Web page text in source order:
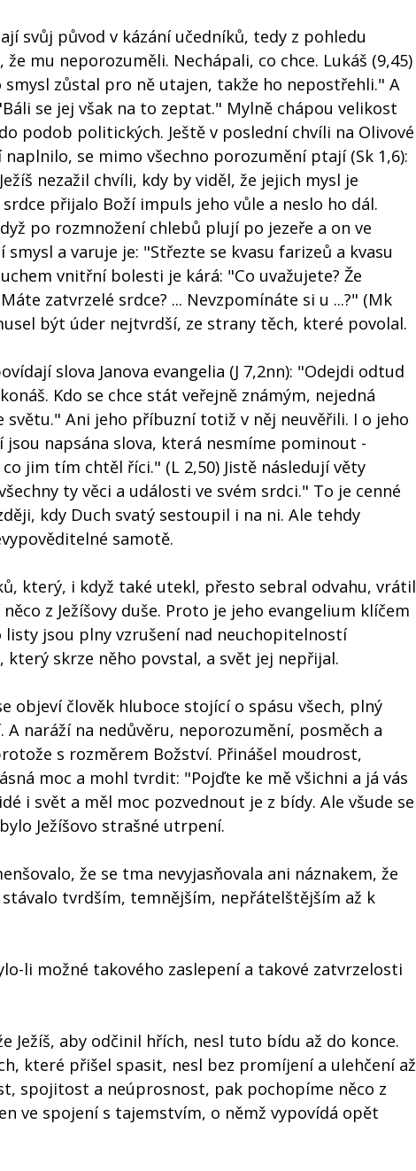
svůj původ v kázání učedníků, tedy z pohledu
mu neporozuměli. Nechápali, co chce. Lukáš (9,45)
zůstal pro ně utajen, takže ho nepostřehli." A
se jej však na to zeptat." Mylně chápou velikost
podob politických. Ještě v poslední chvíli na Olivové
se mimo všechno porozumění ptají (Sk 1,6):
nezažil chvíli, kdy by viděl, že jejich mysl je
přijalo Boží impuls jeho vůle a neslo ho dál.
po rozmnožení chlebů plují po jezeře a on ve
a varuje je: "Střezte se kvasu farizeů a kvasu
vnitřní bolesti je kárá: "Co uvažujete? Že
zatvrzelé srdce? ... Nevzpomínáte si u ...?" (Mk
být úder nejtvrdší, ze strany těch, které povolal.
slova Janova evangelia (J 7,2nn): "Odejdi odtud
Kdo se chce stát veřejně známým, nejedná
světu." Ani jeho příbuzní totiž v něj neuvěřili. I o jeho
napsána slova, která nesmíme pominout -
jim tím chtěl říci." (L 2,50) Jistě následují věty
ty věci a události ve svém srdci." To je cenné
kdy Duch svatý sestoupil i na ni. Ale tehdy
samotě.
který, i když také utekl, přesto sebral odvahu, vrátil
z Ježíšovy duše. Proto je jeho evangelium klíčem
listy jsou plny vzrušení nad neuchopitelností
skrze něho povstal, a svět jej nepřijal.
objeví člověk hluboce stojící o spásu všech, plný
naráží na nedůvěru, neporozumění, posměch a
s rozměrem Božství. Přinášel moudrost,
moc a mohl tvrdit: "Pojďte ke mě všichni a já vás
i svět a měl moc pozvednout je z bídy. Ale všude se
Ježíšovo strašné utrpení.
že se tma nevyjasňovala ani náznakem, že
tvrdším, temnějším, nepřátelštějším až k
li možné takového zaslepení a takové zatvrzelosti
Ježíš, aby odčinil hřích, nesl tuto bídu až do konce.
které přišel spasit, nesl bez promíjení a ulehčení až
spojitost a neúprosnost, pak pochopíme něco z
ve spojení s tajemstvím, o němž vypovídá opět